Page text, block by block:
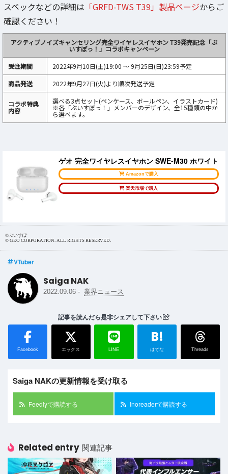
スペックなどの詳細は 「GRFD-TWS T39」製品ページからご
確認ください！
アクティブノイズキャンセリング完全ワイヤレスイヤホン T39発売記念「ぶ
いすぽっ！」コラボキャンペーン
受注期間
2022年9月10日(土)19:00 ～ 9月25日(日)23:59予定
商品発送
2022年9月27日(火)より順次発送予定
コラボ特典
内容
選べる3点セット(ペンケース、ボールペン、イラストカード)
※各「ぶいすぽっ！」メンバーのデザイン、全15種類の中か
ら選べます。
ゲオ 完全ワイヤレスイヤホン SWE-M30 ホワイト
Amazonで購入
楽天市場で購入
©ぶいすぽ
© GEO CORPORATION. ALL RIGHTS RESERVED.
VTuber
Saiga NAK
2022.09.06 - 業界ニュース
記事を読んだら是非シェアして下さい
Facebook エックス LINE
B!
はてな Threads
Saiga NAKの更新情報を受け取る
Feedlyで購読する Inoreaderで購読する
Related entry 関連記事